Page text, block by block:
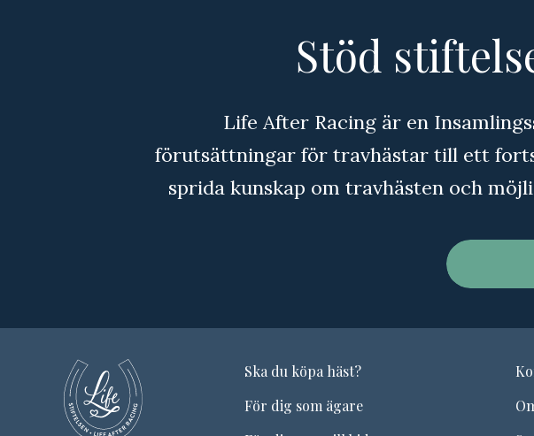
Stöd
Life After Racing är en
förutsättningar för travhästar till ett
sprida kunskap om travhästen och
Ska du köpa häst?
För dig som ägare